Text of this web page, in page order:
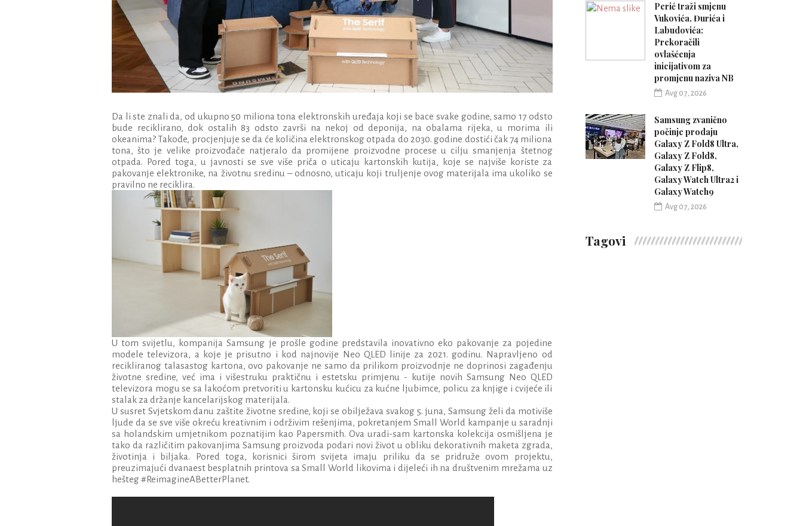
Da li ste znali da, od ukupno 50 miliona tona elektronskih uređaja koji se bace svake godine, samo 17 odsto
bude reciklirano, dok ostalih 83 odsto završi na nekoj od deponija, na obalama rijeka, u morima ili
okeanima? Takođe, procjenjuje se da će količina elektronskog otpada do 2030. godine dostići čak 74 miliona
tona, što je velike proizvođače natjeralo da promijene proizvodne procese u cilju smanjenja štetnog
otpada. Pored toga, u javnosti se sve više priča o uticaju kartonskih kutija, koje se najviše koriste za
pakovanje elektronike, na životnu sredinu – odnosno, uticaju koji truljenje ovog materijala ima ukoliko se
pravilno ne reciklira.
U tom svijetlu, kompanija Samsung je prošle godine predstavila inovativno eko pakovanje za pojedine
modele televizora, a koje je prisutno i kod najnovije Neo QLED linije za 2021. godinu. Napravljeno od
recikliranog talasastog kartona, ovo pakovanje ne samo da prilikom proizvodnje ne doprinosi zagađenju
životne sredine, već ima i višestruku praktičnu i estetsku primjenu - kutije novih Samsung Neo QLED
televizora mogu se sa lakoćom pretvoriti u kartonsku kućicu za kućne ljubimce, policu za knjige i cvijeće ili
stalak za držanje kancelarijskog materijala.
U susret Svjetskom danu zaštite životne sredine, koji se obilježava svakog 5. juna, Samsung želi da motiviše
ljude da se sve više okreću kreativnim i održivim rešenjima, pokretanjem Small World kampanje u saradnji
sa holandskim umjetnikom poznatijim kao Papersmith. Ova uradi-sam kartonska kolekcija osmišljena je
tako da različitim pakovanjima Samsung proizvoda podari novi život u obliku dekorativnih maketa zgrada,
životinja i biljaka. Pored toga, korisnici širom svijeta imaju priliku da se pridruže ovom projektu,
preuzimajući dvanaest besplatnih printova sa Small World likovima i dijeleći ih na društvenim mrežama uz
hešteg #ReimagineABetterPlanet.
Perić traži smjenu
Vukovića, Đurića i
Labudovića:
Prekoračili
ovlašćenja
inicijativom za
promjenu naziva NB
Avg 07, 2026
Samsung zvanično
počinje prodaju
Galaxy Z Fold8 Ultra,
Galaxy Z Fold8,
Galaxy Z Flip8,
Galaxy Watch Ultra2 i
Galaxy Watch9
Avg 07, 2026
Tagovi